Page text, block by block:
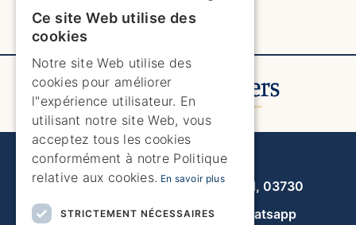
Javea Home Finders
Avenida de la Libertad 19, local 11, 03730
+34 966 470 133
Whatsapp
ENGLISH
GERMAN
FRENCH
DUTCH
Ce site Web utilise des
cookies
Notre site Web utilise des
cookies pour améliorer
l"expérience utilisateur. En
utilisant notre site Web, vous
acceptez tous les cookies
conformément à notre Politique
relative aux cookies. En savoir plus
STRICTEMENT NÉCESSAIRES